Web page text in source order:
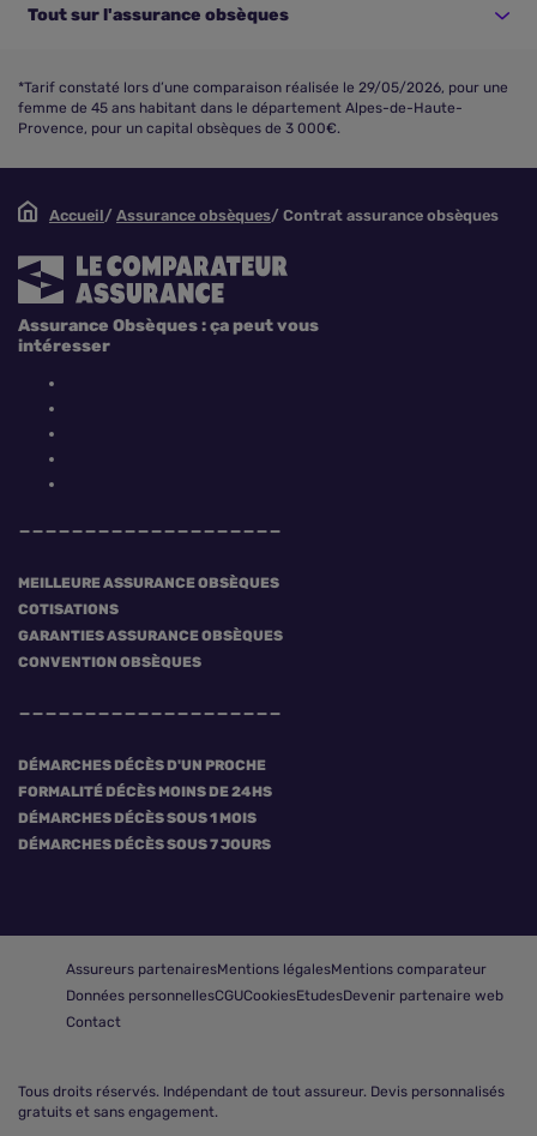
Tout sur l'assurance obsèques
*Tarif constaté lors d’une comparaison réalisée le 29/05/2026, pour une
femme de 45 ans habitant dans le département Alpes-de-Haute-
Provence, pour un capital obsèques de 3 000€.
Accueil Assurance obsèques Contrat assurance obsèques
MEILLEURE ASSURANCE OBSÈQUES
COTISATIONS
GARANTIES ASSURANCE OBSÈQUES
CONVENTION OBSÈQUES
DÉMARCHES DÉCÈS D'UN PROCHE
FORMALITÉ DÉCÈS MOINS DE 24HS
DÉMARCHES DÉCÈS SOUS 1 MOIS
DÉMARCHES DÉCÈS SOUS 7 JOURS
Assurance Obsèques : ça peut vous
intéresser
Assureurs partenairesMentions légalesMentions comparateur
Données personnellesCGUCookiesEtudesDevenir partenaire web
Contact
Tous droits réservés. Indépendant de tout assureur. Devis personnalisés
gratuits et sans engagement.